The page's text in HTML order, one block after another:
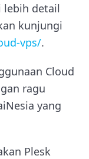
lebih detail
kunjungi
vps/.
Cloud
ragu
yang
Plesk